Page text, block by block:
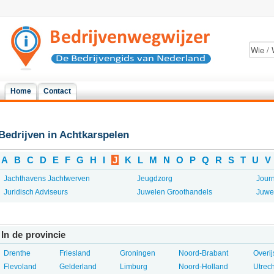
Home Contact
in Achtkarspelen
A B C D E F G H I J K L M N O P Q R S T U V
Jachthavens Jachtwerven
Juridisch Adviseurs
Jeugdzorg
Juwelen Groothandels
In de provincie
Drenthe
Flevoland
Friesland
Gelderland
Groningen
Limburg
Noord-Brabant
Noord-Holland